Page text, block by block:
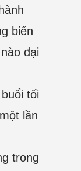
biến
đại
tối
lần
trong